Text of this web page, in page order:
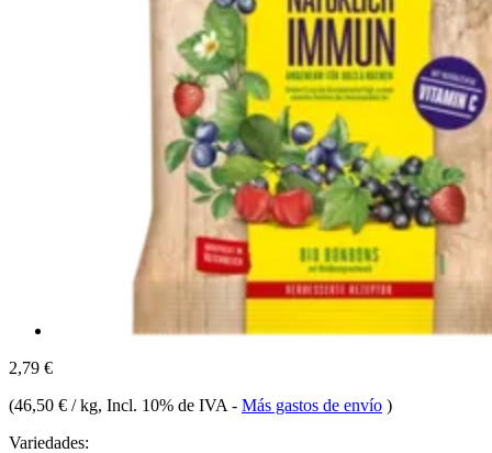
2,79 €
(46,50 € / kg, Incl. 10% de IVA - Más gastos de envío )
Variedades: